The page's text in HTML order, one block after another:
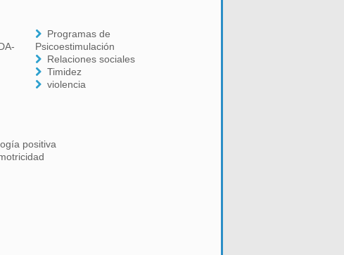
Programas de
Psicoestimulación
Relaciones sociales
Timidez
violencia
positiva